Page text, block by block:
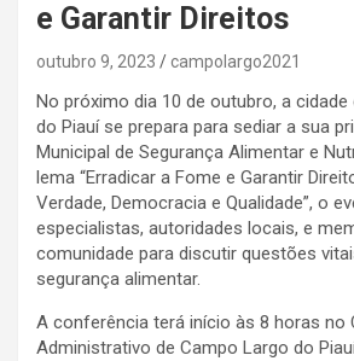
e Garantir Direitos
outubro 9, 2023 campolargo2021
No próximo dia 10 de outubro, a
do Piauí se prepara para sediar a sua
Municipal de Segurança Alimentar e
lema “Erradicar a Fome e Garantir
Verdade, Democracia e Qualidade”, o
especialistas, autoridades locais, e
comunidade para discutir questões
segurança alimentar.
A conferência terá início às 8 horas no
Administrativo de Campo Largo do